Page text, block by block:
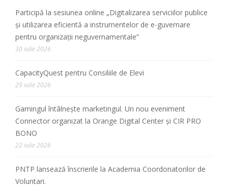
Participă la sesiunea online „Digitalizarea serviciilor publice
și utilizarea eficientă a instrumentelor de e-guvernare
pentru organizații neguvernamentale”
30 iulie 2026
CapacityQuest pentru Consiliile de Elevi
29 iulie 2026
Gamingul întâlnește marketingul. Un nou eveniment
Connector organizat la Orange Digital Center și CIR PRO
BONO
22 iulie 2026
PNTP lansează înscrierile la Academia Coordonatorilor de
Voluntari.